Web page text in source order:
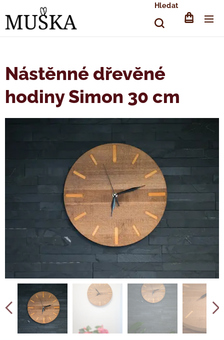
Hledat
Nástěnné dřevěné
hodiny Simon 30 cm
Tužková baterie AA není součástí balení.